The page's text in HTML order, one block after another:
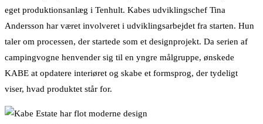
eget produktionsanlæg i Tenhult. Kabes udviklingschef Tina
Andersson har været involveret i udviklingsarbejdet fra starten. Hun
taler om processen, der startede som et designprojekt. Da serien af
campingvogne henvender sig til en yngre målgruppe, ønskede
KABE at opdatere interiøret og skabe et formsprog, der tydeligt
viser, hvad produktet står for.